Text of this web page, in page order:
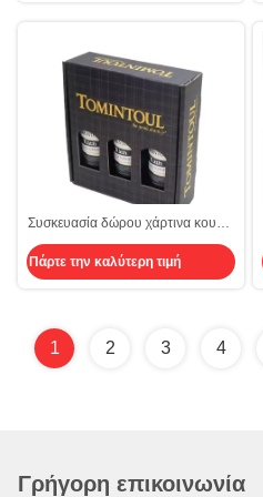
Συσκευασία δώρου χάρτινα κουτιά
κρασιού 12 φιαλών και οικονομικά
Πάρτε την καλύτερη τιμή
1 2 3 4
Γρήγορη επικοινωνία